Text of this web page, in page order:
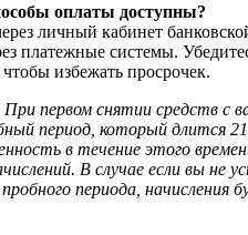
оплаты доступны?
личный кабинет
платежные системы.
избежать просрочек.
При первом снятии средств с
период, который длится
в течение этого
В случае если вы не
периода, начисления